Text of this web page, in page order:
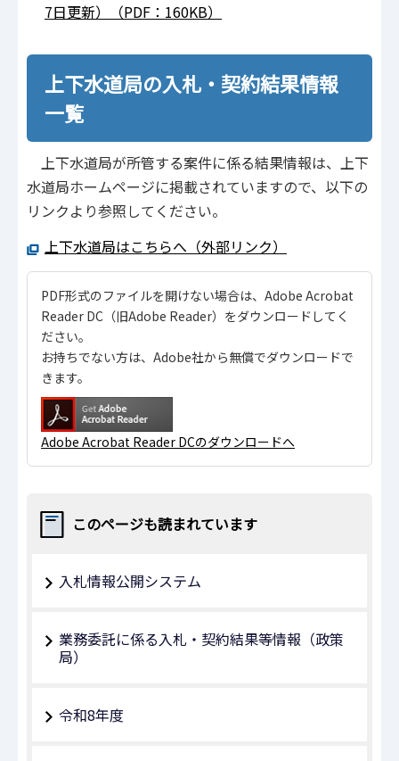
7日更新）（PDF：160KB）
上下水道局の入札・契約結果情報
一覧
上下水道局が所管する案件に係る結果情報は、上下
水道局ホームページに掲載されていますので、以下の
リンクより参照してください。
上下水道局はこちらへ（外部リンク）
PDF形式のファイルを開けない場合は、Adobe Acrobat
Reader DC（旧Adobe Reader）をダウンロードしてく
ださい。
お持ちでない方は、Adobe社から無償でダウンロードで
きます。
Adobe Acrobat Reader DCのダウンロードへ
このページも読まれています
入札情報公開システム
業務委託に係る入札・契約結果等情報（政策
局）
令和8年度